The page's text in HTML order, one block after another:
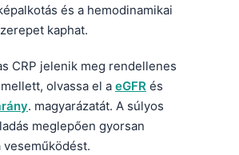
és a hemodinamikai
kaphat.
CRP jelenik meg rendellenes
olvassa el a eGFR és
. magyarázatát. A súlyos
meglepően gyorsan
veseműködést.